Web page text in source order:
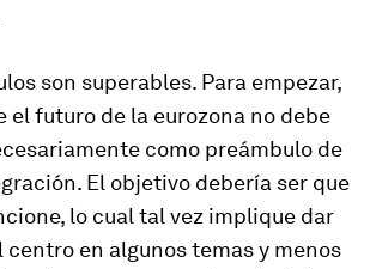
son superables. Para empezar,
el futuro de la eurozona no debe
como preámbulo de
El objetivo debería ser que
lo cual tal vez implique dar
centro en algunos temas y menos